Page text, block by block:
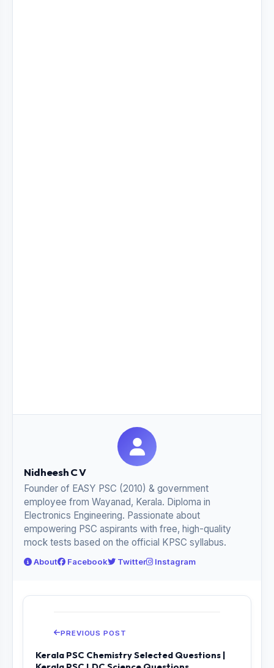
Nidheesh C V
Founder of EASY PSC (2010) & government
employee from Wayanad, Kerala. Diploma in
Electronics Engineering. Passionate about
empowering PSC aspirants with free, high-quality
mock tests based on the official KPSC syllabus.
About Facebook Twitter Instagram
PREVIOUS POST
Kerala PSC Chemistry Selected Questions |